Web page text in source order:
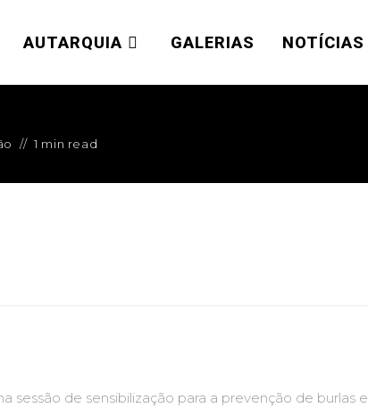
AUTARQUIA GALERIAS NOTÍCIAS
1 min read
sessão de sensibilização para a prevenção de burlas e